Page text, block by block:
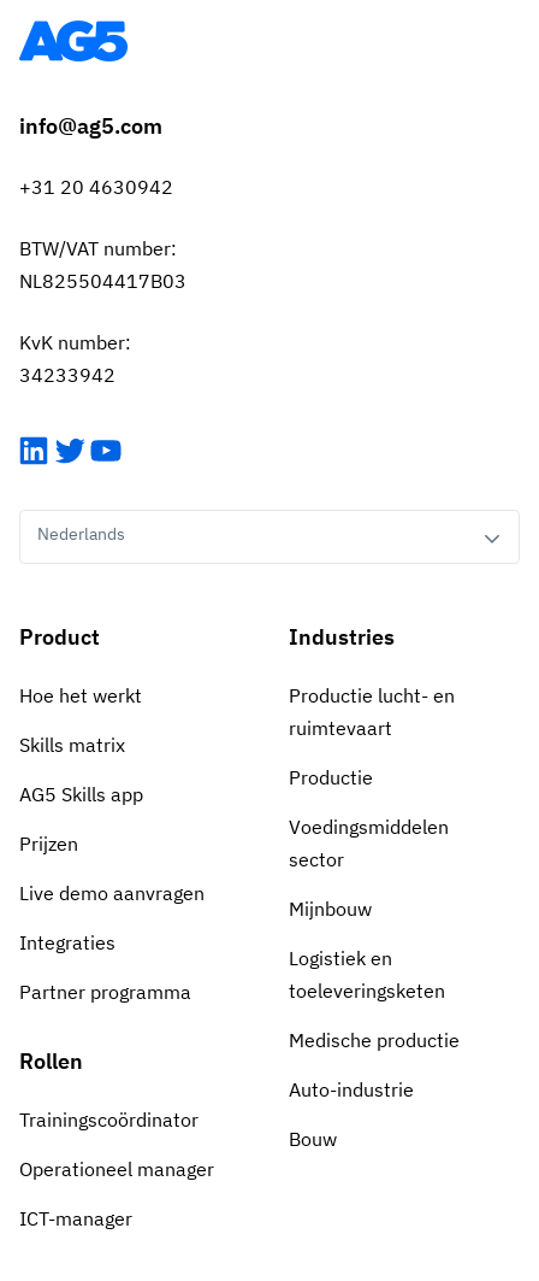
info@ag5.com
+31 20 4630942
BTW/VAT number:
NL825504417B03
KvK number:
34233942
LinkedIn
TwitterYouTube
Nederlands
Product
Hoe het werkt
Skills matrix
AG5 Skills app
Prijzen
Live demo aanvragen
Integraties
Partner programma
Rollen
Trainingscoördinator
Operationeel manager
ICT-manager
Industries
Productie lucht- en
ruimtevaart
Productie
Voedingsmiddelen
sector
Mijnbouw
Logistiek en
toeleveringsketen
Medische productie
Auto-industrie
Bouw